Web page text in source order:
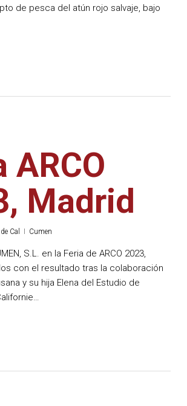
de pesca del atún rojo salvaje, bajo
ARCO
Madrid
Cal Cumen
S.L. en la Feria de ARCO 2023,
con el resultado tras la colaboración
y su hija Elena del Estudio de